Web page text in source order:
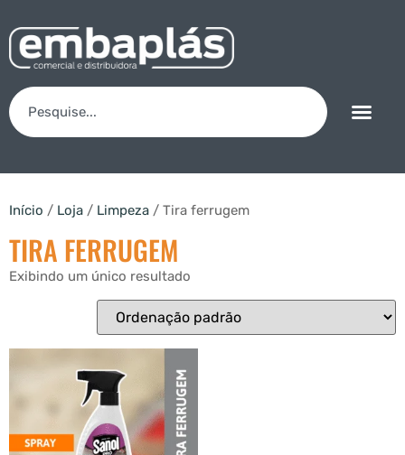
Início / Loja / Limpeza / Tira ferrugem
TIRA FERRUGEM
Exibindo um único resultado